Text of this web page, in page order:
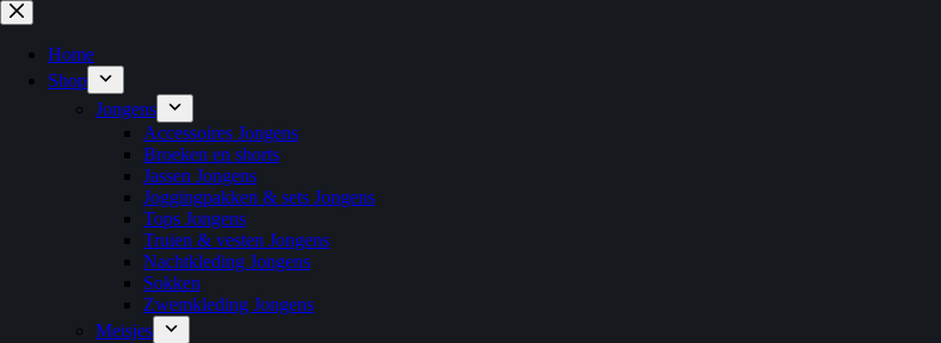
Ga
naar
inhoud
Home
Shop
Jongens
Accessoires Jongens
Broeken en shorts
Jassen Jongens
Joggingpakken & sets Jongens
Tops Jongens
Truien & vesten Jongens
Nachtkleding Jongens
Sokken
Zwemkleding Jongens
Meisjes